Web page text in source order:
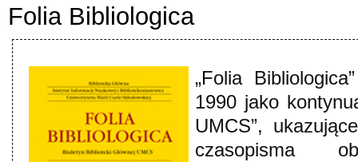
Folia Bibliologica
„Folia
1990 jako
UMCS”,
czasopisma